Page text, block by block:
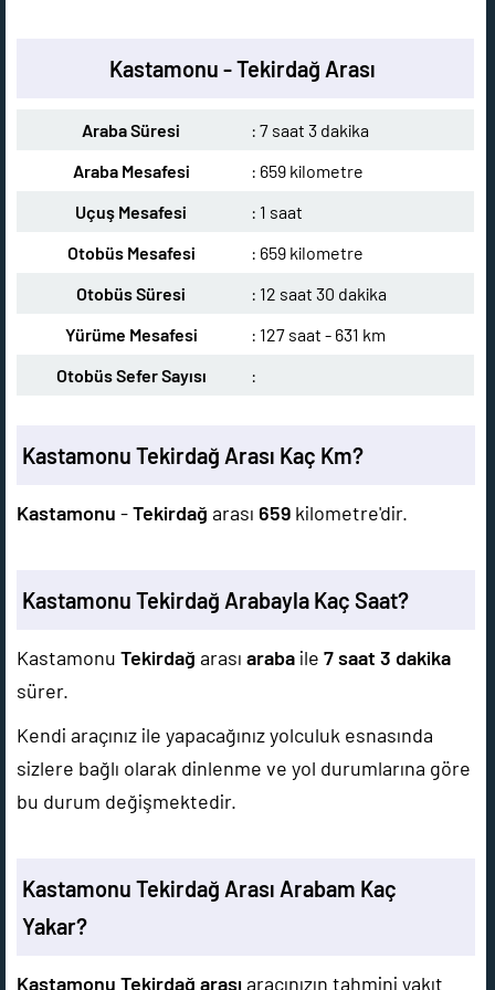
Kastamonu - Tekirdağ Arası
Araba Süresi
: 7 saat 3 dakika
Araba Mesafesi
: 659 kilometre
Uçuş Mesafesi
: 1 saat
Otobüs Mesafesi
: 659 kilometre
Otobüs Süresi
: 12 saat 30 dakika
Yürüme Mesafesi
: 127 saat - 631 km
Otobüs Sefer Sayısı
:
Kastamonu Tekirdağ Arası Kaç Km?
Kastamonu -Tekirdağ arası 659 kilometre'dir.
Kastamonu Tekirdağ Arabayla Kaç Saat?
Kastamonu Tekirdağ arası araba ile 7 saat 3 dakika
sürer.
Kendi araçınız ile yapacağınız yolculuk esnasında
sizlere bağlı olarak dinlenme ve yol durumlarına göre
bu durum değişmektedir.
Kastamonu Tekirdağ Arası Arabam Kaç
Yakar?
Kastamonu Tekirdağ arasıaracınızın tahmini yakıt